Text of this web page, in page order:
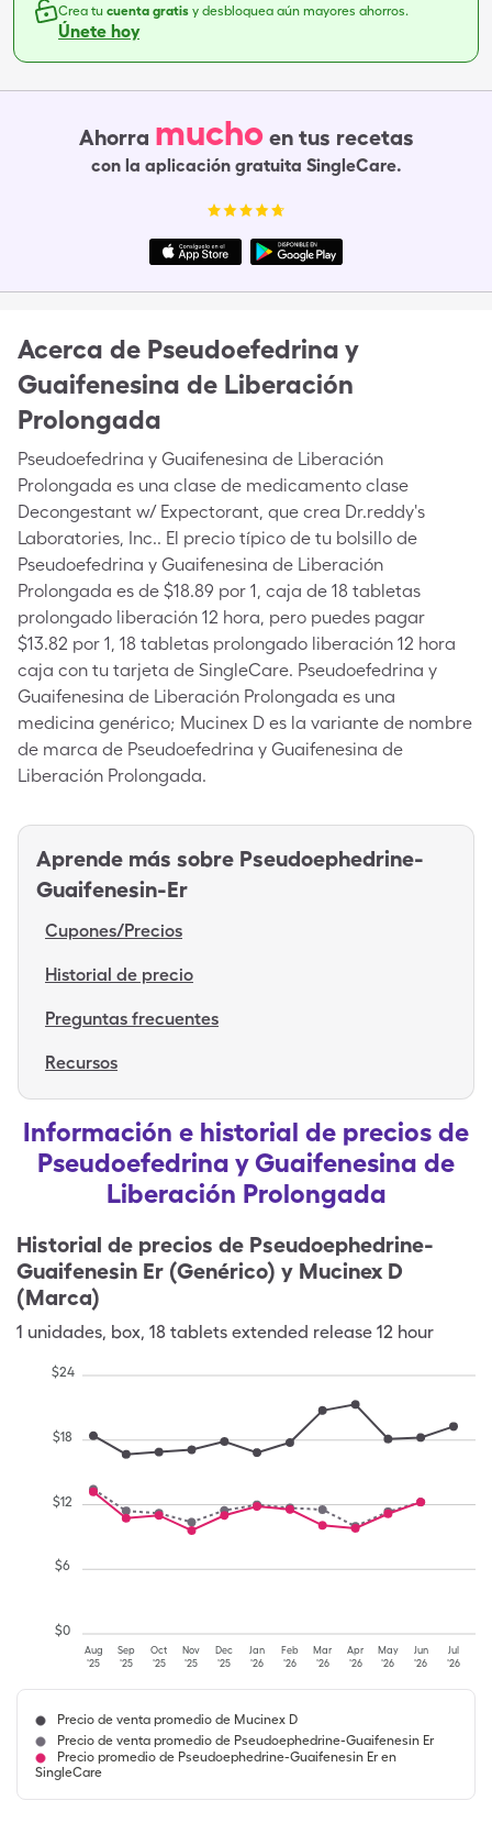
Crea tu cuenta gratis y desbloquea aún mayores ahorros.
Únete hoy
Ahorra mucho en tus recetas
con la aplicación gratuita SingleCare.
Acerca de Pseudoefedrina y
Guaifenesina de Liberación
Prolongada
Pseudoefedrina y Guaifenesina de Liberación
Prolongada es una clase de medicamento clase
Decongestant w/ Expectorant, que crea Dr.reddy's
Laboratories, Inc.. El precio típico de tu bolsillo de
Pseudoefedrina y Guaifenesina de Liberación
Prolongada es de $18.89 por 1, caja de 18 tabletas
prolongado liberación 12 hora, pero puedes pagar
$13.82 por 1, 18 tabletas prolongado liberación 12 hora
caja con tu tarjeta de SingleCare. Pseudoefedrina y
Guaifenesina de Liberación Prolongada es una
medicina genérico; Mucinex D es la variante de nombre
de marca de Pseudoefedrina y Guaifenesina de
Liberación Prolongada.
Aprende más sobre Pseudoephedrine-
Guaifenesin-Er
Cupones/Precios
Historial de precio
Preguntas frecuentes
Recursos
Información e historial de precios de
Pseudoefedrina y Guaifenesina de
Liberación Prolongada
Historial de precios de Pseudoephedrine-
Guaifenesin Er (Genérico) y Mucinex D
(Marca)
1 unidades, box, 18 tablets extended release 12 hour
Aug
'25
Sep
'25
Oct
'25
Nov
'25
Dec
'25
Jan
'26
Feb
'26
Mar
'26
Apr
'26
May
'26
Jun
'26
Jul
'26
$0
$6
$12
$18
$24
Precio de venta promedio de Mucinex D
Precio de venta promedio de Pseudoephedrine-Guaifenesin Er
Precio promedio de Pseudoephedrine-Guaifenesin Er en
SingleCare